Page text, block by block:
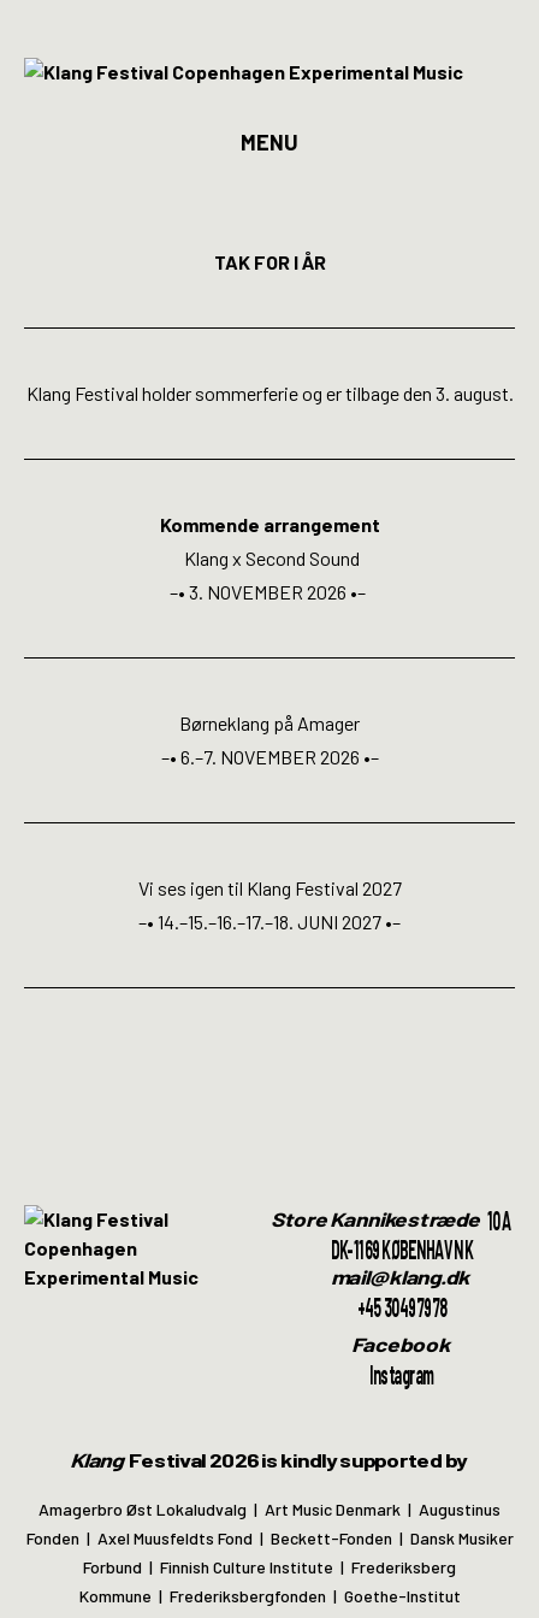
MENU
Billetter
Kunstnere
Spillesteder
INFO
Open Calls
TAK FOR I ÅR
Klang Festival holder sommerferie og er tilbage den 3. august.
Kommende arrangement
Klang x Second Sound
–• 3. NOVEMBER 2026 •–
Børneklang på Amager
–• 6.–7. NOVEMBER 2026 •–
Vi ses igen til Klang Festival 2027
–• 14.–15.–16.–17.–18. JUNI 2027 •–
Store Kannikestræde 10A
DK-1169 KØBENHAVN K
mail@klang.dk
+45 30497978
Facebook
Instagram
KlangFestival 2026 is kindly supported by
Amagerbro Øst Lokaludvalg | Art Music Denmark | Augustinus
Fonden | Axel Muusfeldts Fond | Beckett-Fonden | Dansk Musiker
Forbund | Finnish Culture Institute | Frederiksberg
Kommune | Frederiksbergfonden | Goethe-Institut